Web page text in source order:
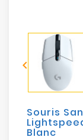
Sécurité
Mobilités
Loisirs

Souris
Blanc